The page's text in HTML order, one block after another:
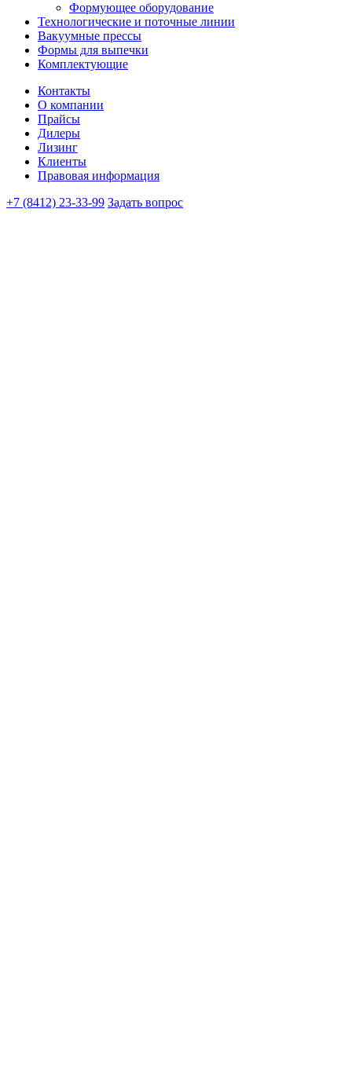
Формующее оборудование
Технологические и поточные линии
Вакуумные прессы
Формы для выпечки
Комплектующие
Контакты
О компании
Прайсы
Дилеры
Лизинг
Клиенты
Правовая информация
+7 (8412) 23-33-99 Задать вопрос